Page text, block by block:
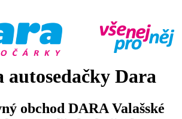
autosedačky Dara
obchod DARA Valašské